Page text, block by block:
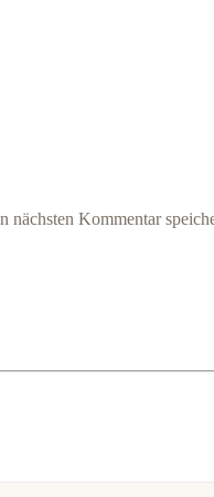
nächsten Kommentar